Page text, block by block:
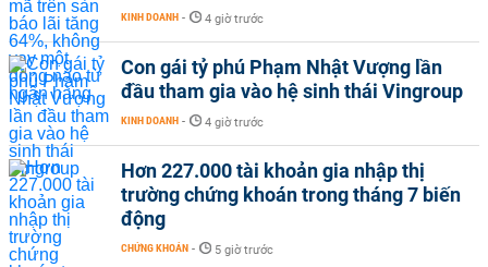
KINH DOANH - 4 giờ trước
Con gái tỷ phú Phạm Nhật Vượng lần
đầu tham gia vào hệ sinh thái Vingroup
KINH DOANH - 4 giờ trước
Hơn 227.000 tài khoản gia nhập thị
trường chứng khoán trong tháng 7 biến
động
CHỨNG KHOÁN - 5 giờ trước